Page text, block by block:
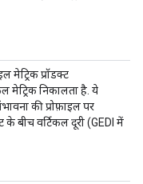
मेट्रिक प्रॉडक्ट
मेट्रिक निकालता है. ये
की प्रोफ़ाइल पर
के बीच वर्टिकल दूरी (GEDI में